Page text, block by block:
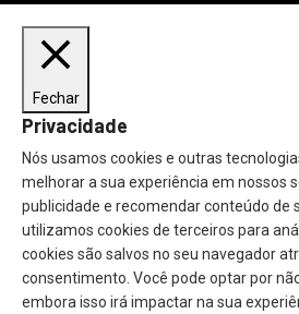
Fechar
Privacidade
Nós usamos cookies e outras
melhorar a sua experiência em nossos
publicidade e recomendar conteúdo de
utilizamos cookies de terceiros para
cookies são salvos no seu navegador
consentimento. Você pode optar por
embora isso irá impactar na sua